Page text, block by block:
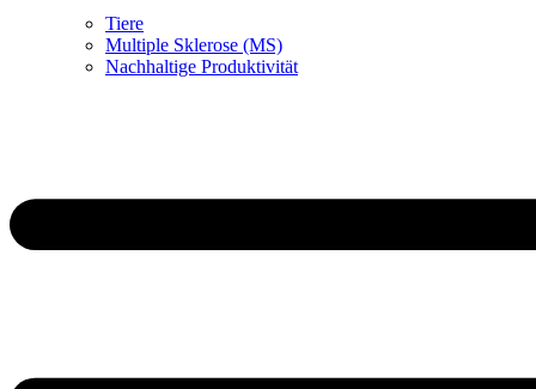
Tiere
Multiple Sklerose (MS)
Nachhaltige Produktivität